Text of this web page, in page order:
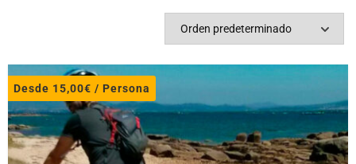
Desde 15,00€ / Persona